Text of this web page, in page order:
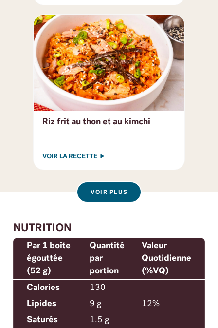
Riz frit au thon et au kimchi
VOIR LA RECETTE
VOIR PLUS
NUTRITION
Par 1 boîte
égouttée
(52 g)
Quantité
par
portion
Valeur
Quotidienne
(%VQ)
Calories
130
Lipides
9 g
12%
Saturés
1.5 g